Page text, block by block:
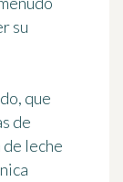
su
que
de
de leche